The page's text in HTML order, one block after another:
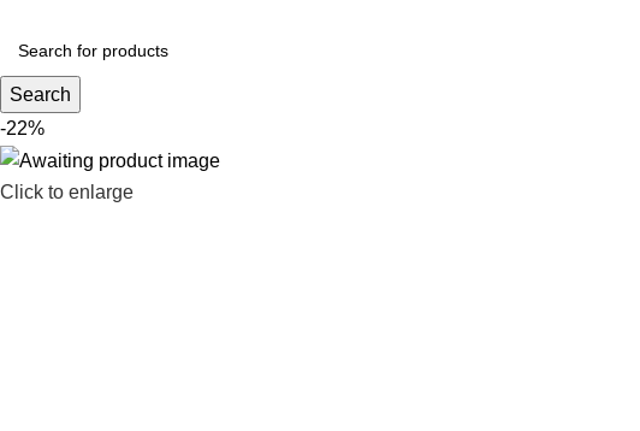
Search
-22%
Click to enlarge